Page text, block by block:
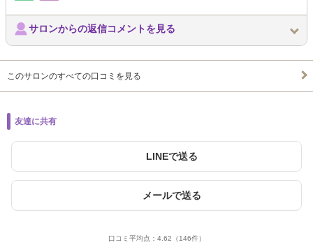
サロンからの返信コメントを見る
このサロンのすべての口コミを見る
友達に共有
LINEで送る
メールで送る
口コミ平均点： 4.62 （146件）